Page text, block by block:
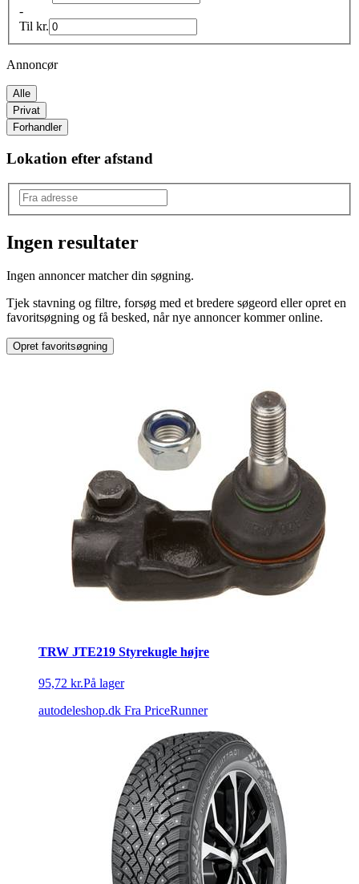
-
Til kr.
Annoncør
Alle
Privat
Forhandler
Lokation efter afstand
Andet mærke
Model:
Anden model
Ingen resultater
Ingen annoncer matcher din søgning.
Tjek stavning og filtre, forsøg med et bredere søgeord eller opret en
favoritsøgning og få besked, når nye annoncer kommer online.
Opret favoritsøgning
TRW JTE219 Styrekugle højre
95,72 kr.På lager
autodeleshop.dk Fra PriceRunner